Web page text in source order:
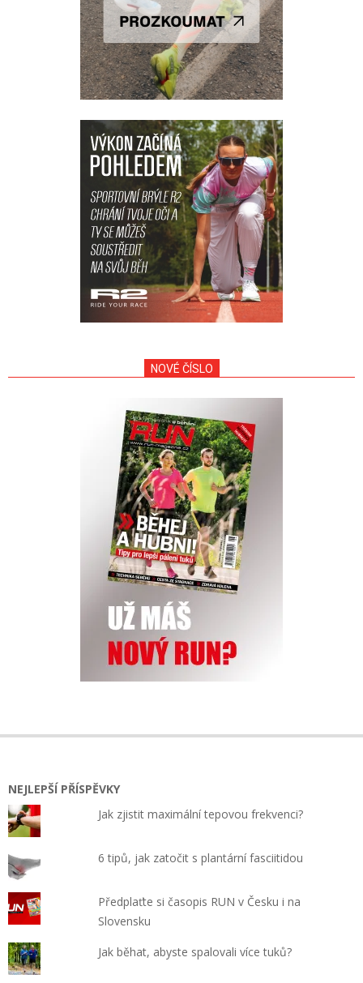
NOVÉ ČÍSLO
NEJLEPŠÍ PŘÍSPĚVKY
Jak zjistit maximální tepovou frekvenci?
6 tipů, jak zatočit s plantární fasciitidou
Předplaťte si časopis RUN v Česku i na
Slovensku
Jak běhat, abyste spalovali více tuků?